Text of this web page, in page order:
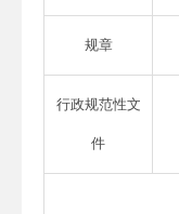
规章
行政规范性文
件